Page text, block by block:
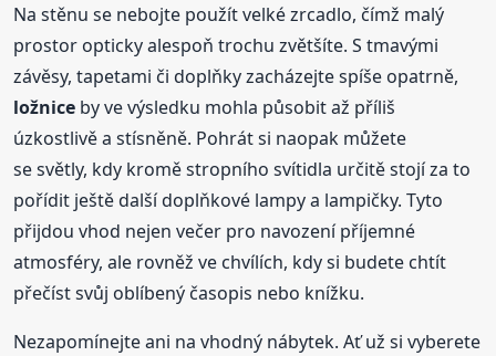
Na stěnu se nebojte použít velké zrcadlo, čímž malý
prostor opticky alespoň trochu zvětšíte. S tmavými
závěsy, tapetami či doplňky zacházejte spíše opatrně,
ložnice by ve výsledku mohla působit až příliš
úzkostlivě a stísněně. Pohrát si naopak můžete
se světly, kdy kromě stropního svítidla určitě stojí za to
pořídit ještě další doplňkové lampy a lampičky. Tyto
přijdou vhod nejen večer pro navození příjemné
atmosféry, ale rovněž ve chvílích, kdy si budete chtít
přečíst svůj oblíbený časopis nebo knížku.
Nezapomínejte ani na vhodný nábytek. Ať už si vyberete